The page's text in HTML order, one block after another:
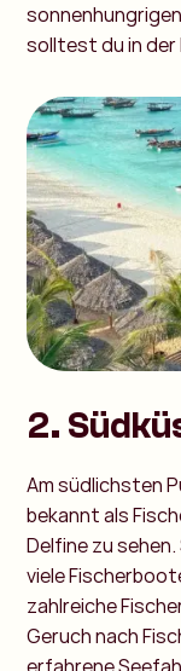
solltest du in der
2.
Am südlichsten
bekannt als
Delfine zu
viele
zahlreiche
Geruch nach